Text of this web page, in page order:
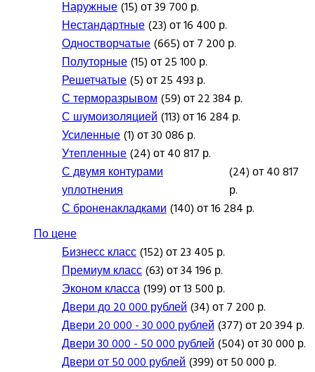
Наружные(15) от 39 700 р.
Нестандартные(23) от 16 400 р.
Одностворчатые(665) от 7 200 р.
Полуторные(15) от 25 100 р.
Решетчатые(5) от 25 493 р.
С терморазрывом(59) от 22 384 р.
С шумоизоляцией(113) от 16 284 р.
Усиленные(1) от 30 086 р.
Утепленные(24) от 40 817 р.
С двумя контурами
уплотнения
(24) от 40 817
р.
С броненакладками(140) от 16 284 р.
По цене
Бизнесс класс(152) от 23 405 р.
Премиум класс(63) от 34 196 р.
Эконом класса(199) от 13 500 р.
Двери до 20 000 рублей(34) от 7 200 р.
Двери 20 000 - 30 000 рублей(377) от 20 394 р.
Двери 30 000 - 50 000 рублей(504) от 30 000 р.
Двери от 50 000 рублей(399) от 50 000 р.